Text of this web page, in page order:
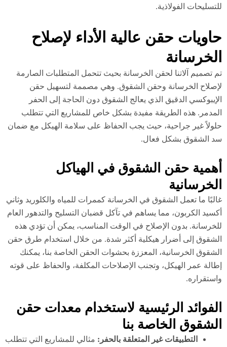
الفولاذية.
حقن عالية الأداء لإصلاح
تصميم آلاتنا لحقن الخرسانة بحيث تتحمل المتطلبات الصارمة
الخرسانة وحقن الشقوق. وهي مصممة لتسهيل حقن
الدقيق الذي يعالج الشقوق دون الحاجة إلى الحفر
هذه الطريقة مفيدة بشكل خاص للمشاريع التي تتطلب
غير جراحية، حيث يجب الحفاظ على سلامة الهيكل مع ضمان
الشقوق بشكل فعال.
حقن الشقوق في الهياكل
ما تعمل الشقوق في الخرسانة كممرات للمياه والكلوريد وثاني
الكربون، مما يساهم في تآكل قضبان التسليح والتدهور العام
بدون الإصلاح في الوقت المناسب، يمكن أن تؤدي هذه
إلى أضرار هيكلية أكثر شدة. من خلال استخدام طرق حقن
الخرسانية، المعززة بحشوات الحقن الخاصة بنا، يمكنك
عمر الهيكل، وتجنب الإصلاحات المكلفة، والحفاظ على قوته
الرئيسية لاستخدام معدات حقن
الخاصة بنا
التطبيقات غير المتعلقة بالحفر:مثالي للمشاريع التي تتطلب